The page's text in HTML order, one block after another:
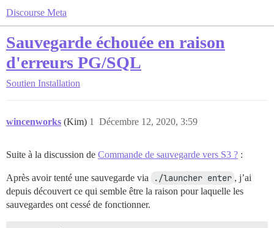
Discourse Meta
Sauvegarde échouée en raison
d'erreurs PG/SQL
Soutien Installation
wincenworks (Kim) Décembre 12, 2020, 3:59
1
Suite à la discussion de Commande de sauvegarde vers S3 ? :
Après avoir tenté une sauvegarde via ./launcher enter , j’ai
depuis découvert ce qui semble être la raison pour laquelle les
sauvegardes ont cessé de fonctionner.